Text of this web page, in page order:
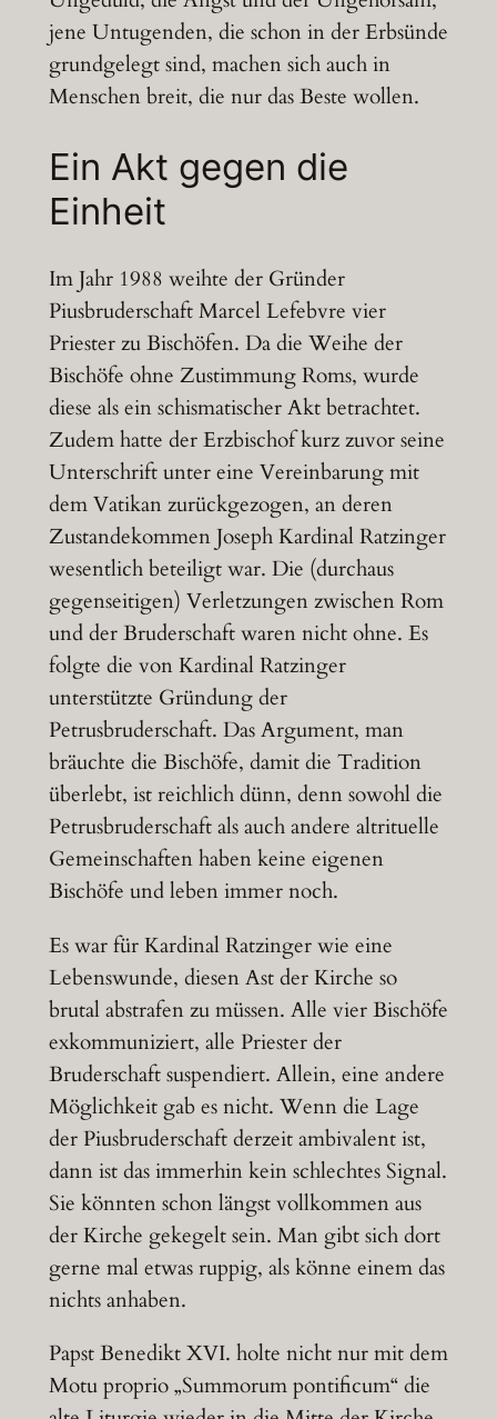
jene Untugenden, die schon in der Erbsünde
grundgelegt sind, machen sich auch in
Menschen breit, die nur das Beste wollen.
Ein Akt gegen die
Einheit
Im Jahr 1988 weihte der Gründer
Piusbruderschaft Marcel Lefebvre vier
Priester zu Bischöfen. Da die Weihe der
Bischöfe ohne Zustimmung Roms, wurde
diese als ein schismatischer Akt betrachtet.
Zudem hatte der Erzbischof kurz zuvor seine
Unterschrift unter eine Vereinbarung mit
dem Vatikan zurückgezogen, an deren
Zustandekommen Joseph Kardinal Ratzinger
wesentlich beteiligt war. Die (durchaus
gegenseitigen) Verletzungen zwischen Rom
und der Bruderschaft waren nicht ohne. Es
folgte die von Kardinal Ratzinger
unterstützte Gründung der
Petrusbruderschaft. Das Argument, man
bräuchte die Bischöfe, damit die Tradition
überlebt, ist reichlich dünn, denn sowohl die
Petrusbruderschaft als auch andere altrituelle
Gemeinschaften haben keine eigenen
Bischöfe und leben immer noch.
Es war für Kardinal Ratzinger wie eine
Lebenswunde, diesen Ast der Kirche so
brutal abstrafen zu müssen. Alle vier Bischöfe
exkommuniziert, alle Priester der
Bruderschaft suspendiert. Allein, eine andere
Möglichkeit gab es nicht. Wenn die Lage
der Piusbruderschaft derzeit ambivalent ist,
dann ist das immerhin kein schlechtes Signal.
Sie könnten schon längst vollkommen aus
der Kirche gekegelt sein. Man gibt sich dort
gerne mal etwas ruppig, als könne einem das
nichts anhaben.
Papst Benedikt XVI. holte nicht nur mit dem
Motu proprio „Summorum pontificum“ die